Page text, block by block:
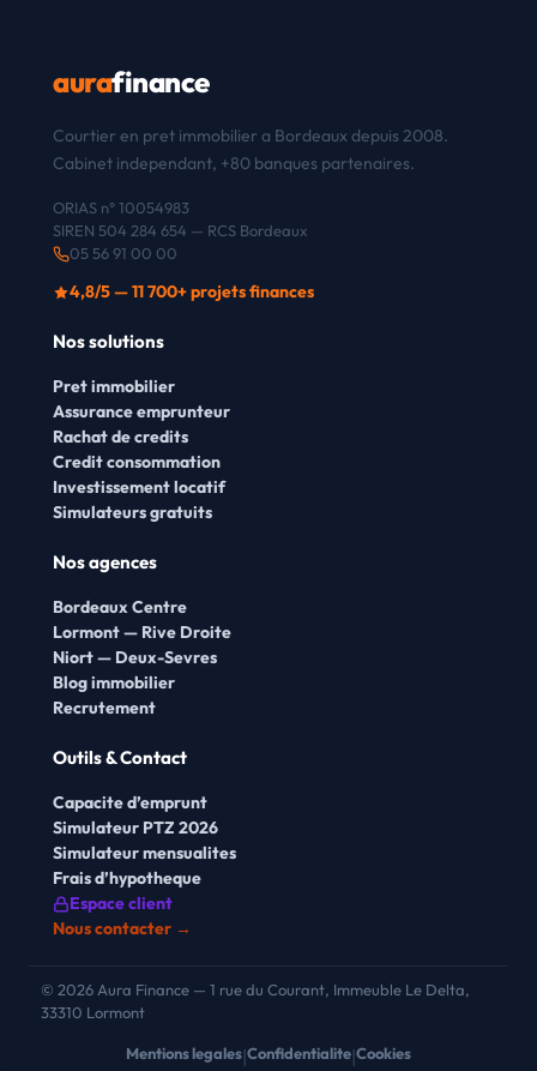
aurafinance
Courtier en pret immobilier a Bordeaux depuis 2008.
Cabinet independant, +80 banques partenaires.
ORIAS n° 10054983
SIREN 504 284 654 — RCS Bordeaux
05 56 91 00 00
4,8/5 — 11 700+ projets finances
Nos solutions
Pret immobilier
Assurance emprunteur
Rachat de credits
Credit consommation
Investissement locatif
Simulateurs gratuits
Nos agences
Bordeaux Centre
Lormont — Rive Droite
Niort — Deux-Sevres
Blog immobilier
Recrutement
Outils & Contact
Capacite d’emprunt
Simulateur PTZ 2026
Simulateur mensualites
Frais d’hypotheque
Espace client
Nous contacter →
© 2026 Aura Finance — 1 rue du Courant, Immeuble Le Delta,
33310 Lormont
Mentions legales|Confidentialite|Cookies